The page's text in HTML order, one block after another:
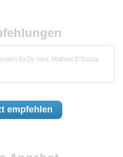
für Dr. med. Mathias D'Souza-
empfehlen